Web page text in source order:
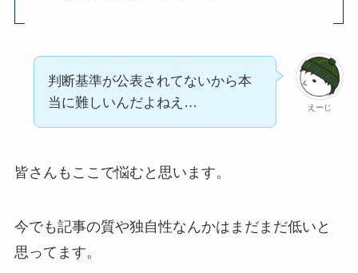
えーじ
判断基準が公表されてないから本
当に難しいんだよねえ…
皆さんもここで悩むと思います。
今でも記事の質や独自性なんかはまだまだ低いと
思ってます。